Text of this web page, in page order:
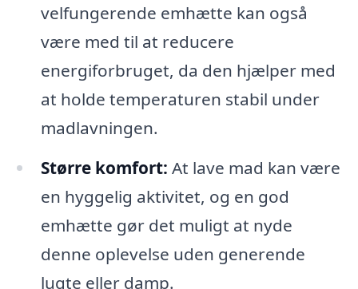
velfungerende emhætte kan også
være med til at reducere
energiforbruget, da den hjælper med
at holde temperaturen stabil under
madlavningen.
Større komfort: At lave mad kan være
en hyggelig aktivitet, og en god
emhætte gør det muligt at nyde
denne oplevelse uden generende
lugte eller damp.